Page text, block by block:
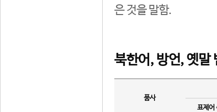
은 것을 말함.
북한어, 방언, 옛말
품사
표제어